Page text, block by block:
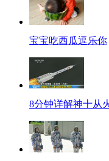
宝宝吃西瓜逗乐你
8分钟详解神十从